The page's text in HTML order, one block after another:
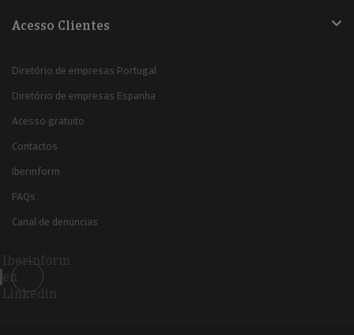
Acesso Clientes
Diretório de empresas Portugal
Diretório de empresas Espanha
Acesso gratuito
Contactos
Iberinform
FAQs
Canal de denúncias
Iberinform
en
Linkedin